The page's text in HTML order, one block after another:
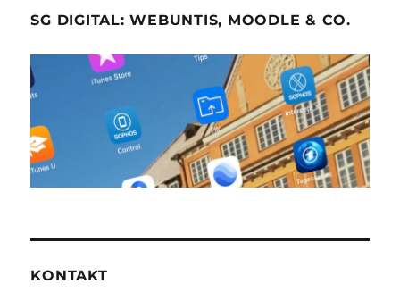
SG DIGITAL: WEBUNTIS, MOODLE & CO.
KONTAKT